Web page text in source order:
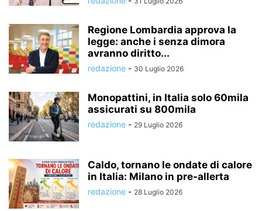
Regione Lombardia approva la
legge: anche i senza dimora
avranno diritto...
redazione - 30 Luglio 2026
Monopattini, in Italia solo 60mila
assicurati su 800mila
redazione - 29 Luglio 2026
Caldo, tornano le ondate di calore
in Italia: Milano in pre-allerta
redazione - 28 Luglio 2026